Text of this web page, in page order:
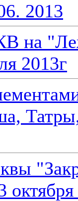
2013
на
2013г